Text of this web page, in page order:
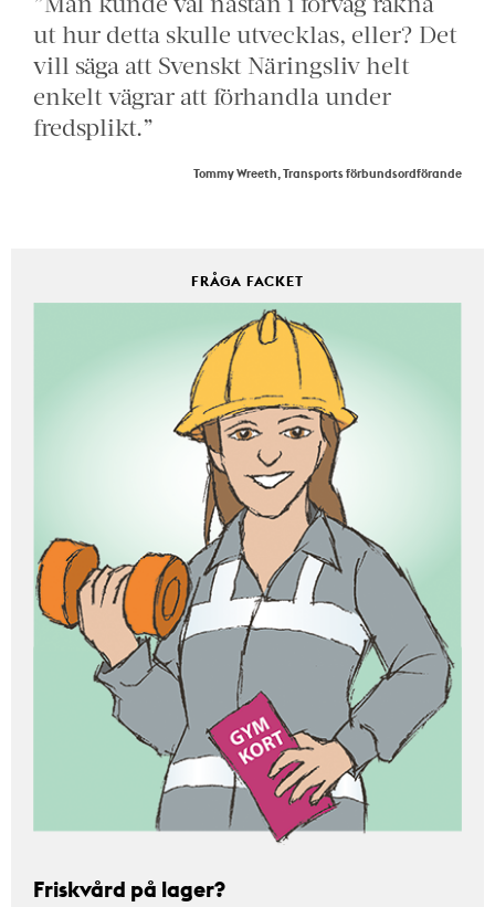
ut hur detta skulle utvecklas, eller? Det
vill säga att Svenskt Näringsliv helt
enkelt vägrar att förhandla under
fredsplikt.”
Tommy Wreeth, Transports förbundsordförande
FRÅGA FACKET
Friskvård på lager?